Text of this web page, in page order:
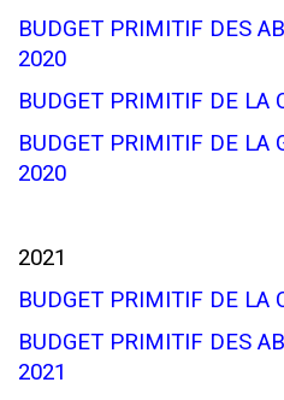
BUDGET PRIMITIF DES
2020
BUDGET PRIMITIF DE LA
BUDGET PRIMITIF DE LA
2020
2021
BUDGET PRIMITIF DE LA
BUDGET PRIMITIF DES
2021